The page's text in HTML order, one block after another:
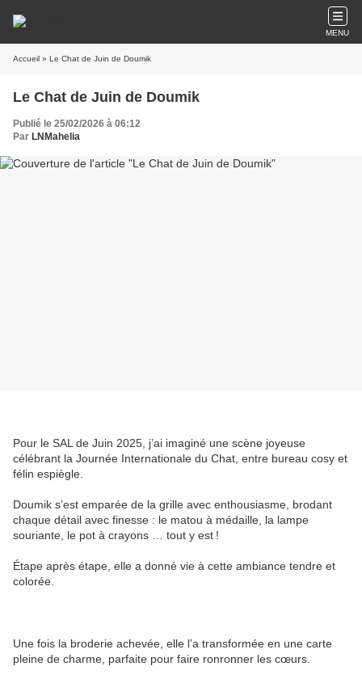
MENU
Accueil » Le Chat de Juin de Doumik
Le Chat de Juin de Doumik
Publié le 25/02/2026 à 06:12
Par LNMahelia
Pour le SAL de Juin 2025, j’ai imaginé une scène joyeuse
célébrant la Journée Internationale du Chat, entre bureau cosy et
félin espiègle.
Doumik s’est emparée de la grille avec enthousiasme, brodant
chaque détail avec finesse : le matou à médaille, la lampe
souriante, le pot à crayons … tout y est !
Étape après étape, elle a donné vie à cette ambiance tendre et
colorée.
Une fois la broderie achevée, elle l’a transformée en une carte
pleine de charme, parfaite pour faire ronronner les cœurs.